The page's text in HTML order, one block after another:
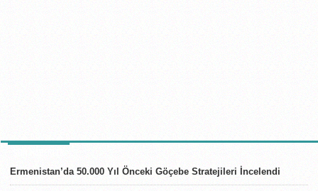
Ermenistan’da 50.000 Yıl Önceki Göçebe Stratejileri İncelendi